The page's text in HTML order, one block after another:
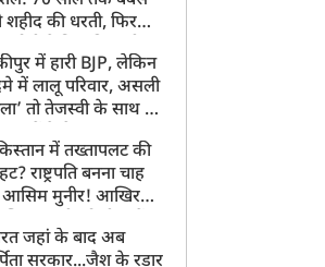
शहीद की धरती, फिर
का दर्द
में हारी BJP, लेकिन
में लालू परिवार, असली
तो तेजस्वी के साथ हो
में तख्तापलट की
राष्ट्रपति बनना चाह
आसिम मुनीर! आखिर
मोहरा?
जहां के बाद अब
सरकार...जैश के रडार